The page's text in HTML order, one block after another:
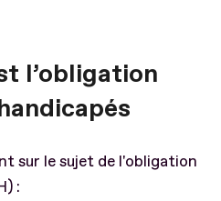
l’obligation
sur le sujet de l'obligation
: